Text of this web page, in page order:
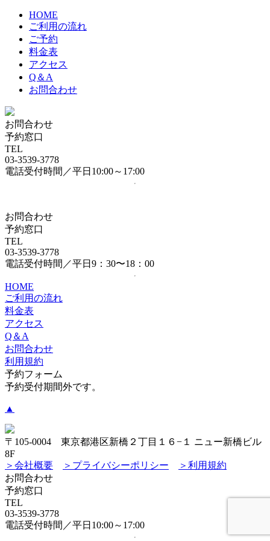
HOME
ご利用の流れ
ご予約
料金表
アクセス
Q＆A
お問合わせ
お問合わせ
予約窓口
TEL
03-3539-3778
電話受付時間／平日10:00～17:00
お問合わせ
予約窓口
TEL
03-3539-3778
電話受付時間／平日9：30〜18：00
HOME
ご利用の流れ
料金表
アクセス
Q＆A
お問合わせ
利用規約
予約フォーム
予約受付期間外です。
▲
〒105-0004 東京都港区新橋２丁目１６−１ ニュー新橋ビル
8F
＞会社概要
＞プライバシーポリシー
＞利用規約
お問合わせ
予約窓口
TEL
03-3539-3778
電話受付時間／平日10:00～17:00